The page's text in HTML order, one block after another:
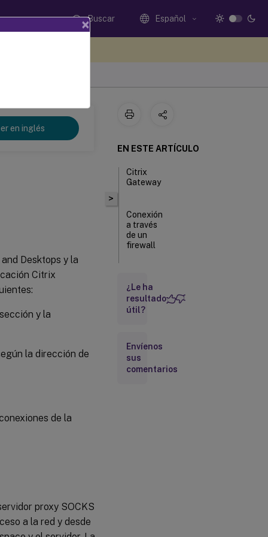
Buscar Español
en inglés
Desktops y la
Citrix
y la
la dirección de
de la
proxy SOCKS
a la red y desde
>
EN ESTE ARTÍCULO
Citrix
Gateway
Conexión
a través
de un
firewall
de la capa
de
transporte
de
confianza
¿Le ha
resultado
útil?
Envíenos
sus
comentarios
×